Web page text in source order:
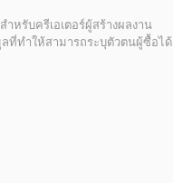
หรับครีเอเตอร์ผู้สร้างผลงาน
ที่ทำให้สามารถระบุตัวตนผู้ซื้อได้